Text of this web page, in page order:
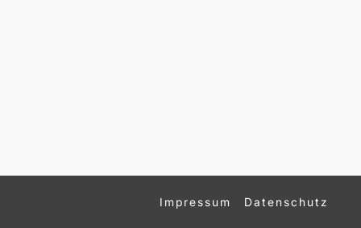
Impressum Datenschutz